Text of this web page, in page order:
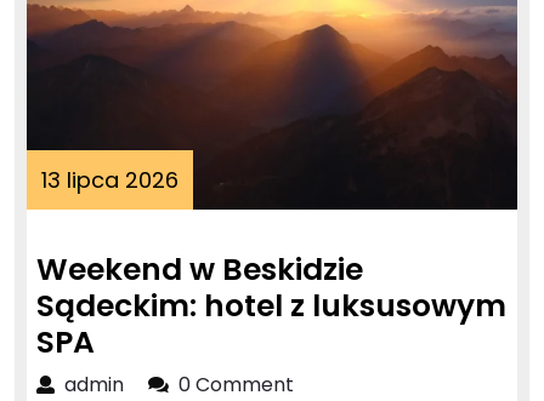
13 lipca 2026
lipca
Weekend w Beskidzie
Sądeckim: hotel z luksusowym
SPAWeekend
w
adminadmin0 Comment